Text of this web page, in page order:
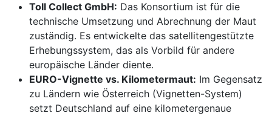
Toll Collect GmbH: Das Konsortium ist für die
technische Umsetzung und Abrechnung der Maut
zuständig. Es entwickelte das satellitengestützte
Erhebungssystem, das als Vorbild für andere
europäische Länder diente.
EURO-Vignette vs. Kilometermaut: Im Gegensatz
zu Ländern wie Österreich (Vignetten-System)
setzt Deutschland auf eine kilometergenaue